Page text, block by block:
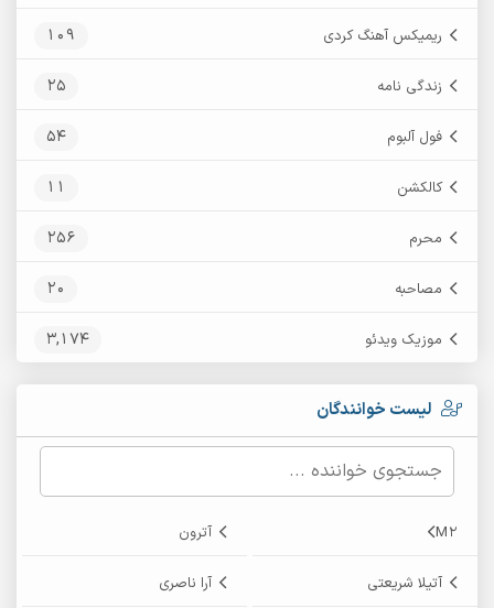
ریمیکس آهنگ کردی 109
زندگی نامه 25
فول آلبوم 54
کالکشن 11
محرم 256
مصاحبه 20
موزیک ویدئو 3,174
لیست خوانندگان
M2 آترون
آتیلا شریعتی آرا ناصری